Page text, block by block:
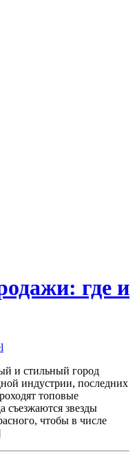
где и
и стильный город
индустрии, последних
топовые
съезжаются звезды
чтобы в числе